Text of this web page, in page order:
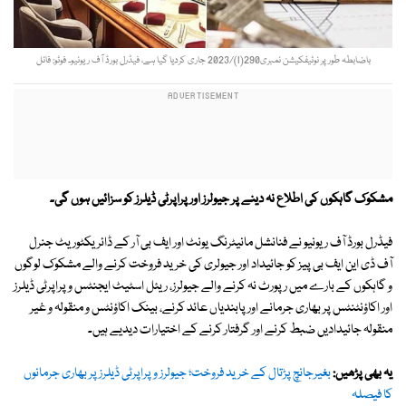
باضابطہ طور پر نوٹیفکیشن نمبری290(I)/2023 جاری کردیا گیا ہے، فیڈرل بورڈ آف ریونیو۔ فوٹو: فائل
مشکوک گاہکوں کی اطلاع نہ دینے پر جیولرز اور پراپرٹی ڈیلرز کو سزائیں ہوں گی۔
فیڈرل بورڈ آف ریونیو نے فنانشل مانیٹرنگ یونٹ اور ایف بی آر کے ڈائریکٹوریٹ جنرل
آف ڈی این ایف بی پیز کو جائیداد اور جیولری کی خرید فروخت کرنے والے مشکوک لوگوں
و گاہکوں کے بارے میں رپورٹ نہ کرنے والے جیولرز، ریئل اسٹیٹ ایجنٹس و پراپرٹی ڈیلرز
اور اکاؤنٹنٹس پر بھاری جرمانے اور پابندیاں عائد کرنے، بینک اکاؤنٹس و منقولہ و غیر
منقولہ جائیدادیں ضبط کرنے اور گرفتار کرنے کے اختیارات دیدیے ہیں۔
یہ بھی پڑھیں:بغیرجانچ پڑتال کے خرید فروخت؛ جیولرز وپراپرٹی ڈیلرز پر بھاری جرمانوں
کا فیصلہ